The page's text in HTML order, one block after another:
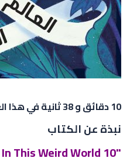
10 دقائق و 38 ثانية في هذا العالم الغريب
نبذة عن الكتاب
"10 Minutes 38 Seconds In This Weird World"